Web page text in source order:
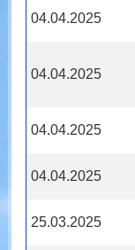
04.04.2025
04.04.2025
04.04.2025
04.04.2025
25.03.2025